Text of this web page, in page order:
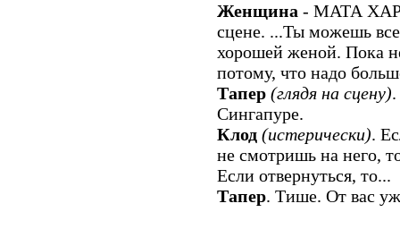
Женщина - МАТА
сцене. ...Ты можешь
хорошей женой. Пока
потому, что надо
Тапер (глядя на сцену)
Сингапуре.
Клод (истерически).
не смотришь на него,
Если отвернуться, то...
Тапер. Тише. От вас